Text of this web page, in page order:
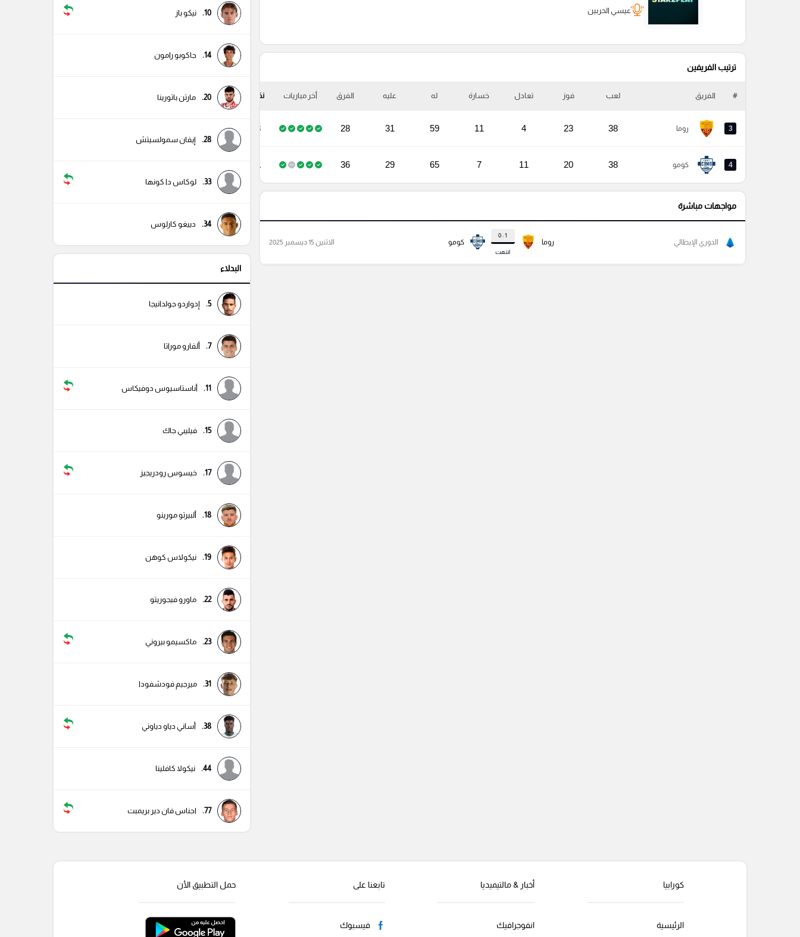
عيسي الحربين
ترتيب الفريفين
# الفريق لعب فوز تعادل خسارة له عليه الفرق أخر مباريات نقاط
3 روما 38
23
4
11
59
31
28
73
4 كومو 38
20
11
7
65
29
36
71
مواجهات مباشرة
روما
1 : 0
انتهت
كومو الدوري الإيطالي الاثنين 15 ديسمبر 2025
10. نيكو باز
14. جاكوبو رامون
20. مارتن باتورينا
28. إيفان سمولسيتش
33. لوكاس دا كونها
34. دييغو كارلوس
البدلاء
5. إدواردو جولدانيجا
7. ألفارو موراتا
11. أناستاسيوس دوفيكاس
15. فيليبي جاك
17. خيسوس رودريجيز
18. ألبيرتو مورينو
19. نيكولاس كوهن
22. ماورو فيجوريتو
23. ماكسيمو بيروني
31. ميرجيم فودشفودا
38. أساني دياو دياوني
44. نيكولا كافلينا
77. اجناس فان دير بريمبت
كورابيا
الرئيسية
أخبار & مالتيميديا
انفوجرافيك
تابعنا على
فيسبوك
حمل التطبيق الأن